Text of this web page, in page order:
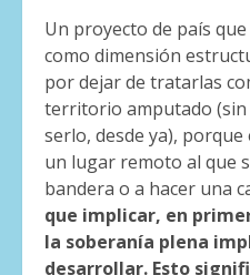
Un proyecto de país
como dimensión
por dejar de tratarlas
territorio amputado (sin
serlo, desde ya),
un lugar remoto al que
bandera o a hacer una
que implicar, en
la soberanía plena
desarrollar. Esto